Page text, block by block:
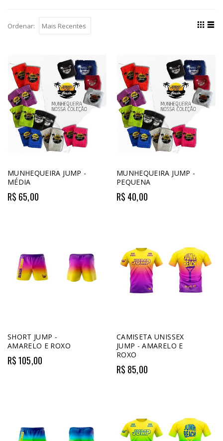
Ordenar:
MUNHEQUEIRA JUMP -
MÉDIA
R$ 65,00
MUNHEQUEIRA JUMP -
PEQUENA
R$ 40,00
SHORT JUMP -
AMARELO E ROXO
R$ 105,00
CAMISETA UNISSEX
JUMP - AMARELO E
ROXO
R$ 85,00